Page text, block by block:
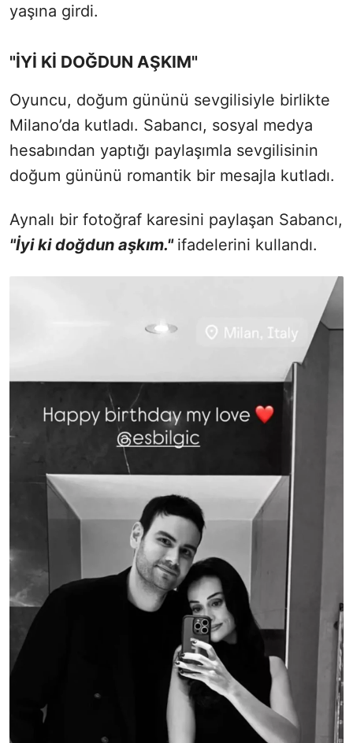
yaşına girdi.
"İYİ Kİ DOĞDUN AŞKIM"
Oyuncu, doğum gününü sevgilisiyle birlikte
Milano’da kutladı. Sabancı, sosyal medya
hesabından yaptığı paylaşımla sevgilisinin
doğum gününü romantik bir mesajla kutladı.
Aynalı bir fotoğraf karesini paylaşan Sabancı,
"İyi ki doğdun aşkım." ifadelerini kullandı.